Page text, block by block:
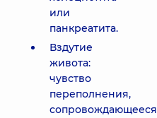
или
панкреатита.
Вздутие
живота:
чувство
переполнения,
сопровождающееся